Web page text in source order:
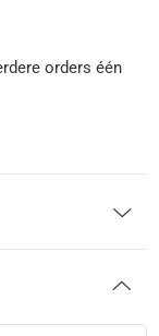
orders één